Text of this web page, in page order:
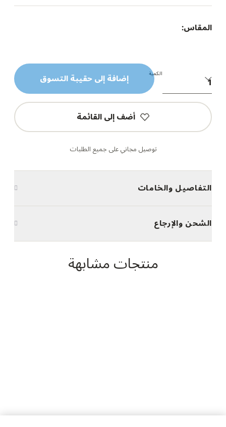
المقاس:
الكمية إضافة إلى حقيبة التسوق
أضف إلى القائمة
توصيل مجاني على جميع الطلبات
التفاصيل والخامات
الشحن والإرجاع
منتجات مشابهة